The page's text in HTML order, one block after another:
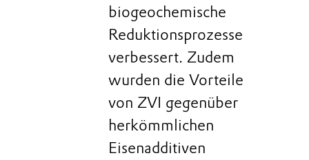
biogeochemische
Reduktionsprozesse
verbessert. Zudem
wurden die Vorteile
von ZVI gegenüber
herkömmlichen
Eisenadditiven